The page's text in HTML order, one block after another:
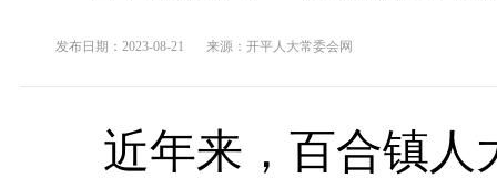
发布日期：2023-08-21 来源： 开平人大常委会网
近年来， 百合镇人